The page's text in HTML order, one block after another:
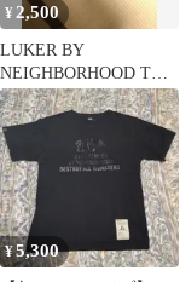
¥ 2,500
LUKER BY
NEIGHBORHOOD Tシ
ャツ ブラック Sサイズ
¥5,300